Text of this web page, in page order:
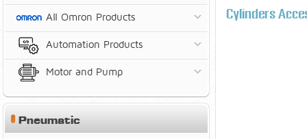
Cylinders
All Omron Products
Automation Products
Motor and Pump
Pneumatic